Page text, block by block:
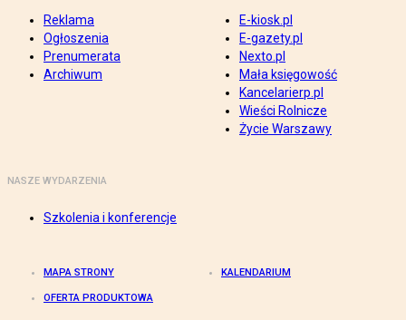
Reklama
Ogłoszenia
Prenumerata
Archiwum
E-kiosk.pl
E-gazety.pl
Nexto.pl
Mała księgowość
Kancelarierp.pl
Wieści Rolnicze
Życie Warszawy
NASZE WYDARZENIA
Szkolenia i konferencje
MAPA STRONY KALENDARIUM
OFERTA PRODUKTOWA